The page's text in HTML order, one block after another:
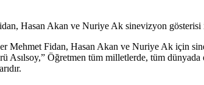
Hasan Akan ve Nuriye Ak sinevizyon gösterisi
Mehmet Fidan, Hasan Akan ve Nuriye Ak için
Öğretmen tüm milletlerde, tüm